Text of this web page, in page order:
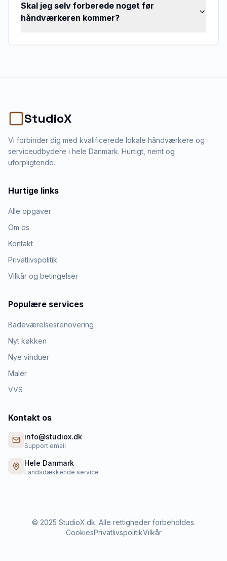
Skal jeg selv forberede noget før
håndværkeren kommer?
StudioX
Vi forbinder dig med kvalificerede lokale håndværkere og
serviceudbydere i hele Danmark. Hurtigt, nemt og
uforpligtende.
Hurtige links
Alle opgaver
Om os
Kontakt
Privatlivspolitik
Vilkår og betingelser
Populære services
Badeværelsesrenovering
Nyt køkken
Nye vinduer
Maler
VVS
Kontakt os
info@studiox.dk
Support email
Hele Danmark
Landsdækkende service
© 2025 StudioX.dk. Alle rettigheder forbeholdes.
CookiesPrivatlivspolitikVilkår